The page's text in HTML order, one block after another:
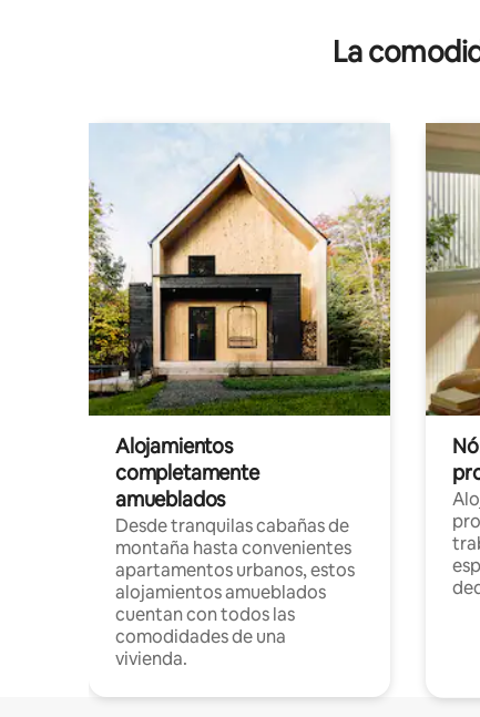
La
Alojamientos
completamente
amueblados
Desde tranquilas cabañas de
montaña hasta convenientes
apartamentos urbanos, estos
alojamientos amueblados
cuentan con todos las
comodidades de una
vivienda.